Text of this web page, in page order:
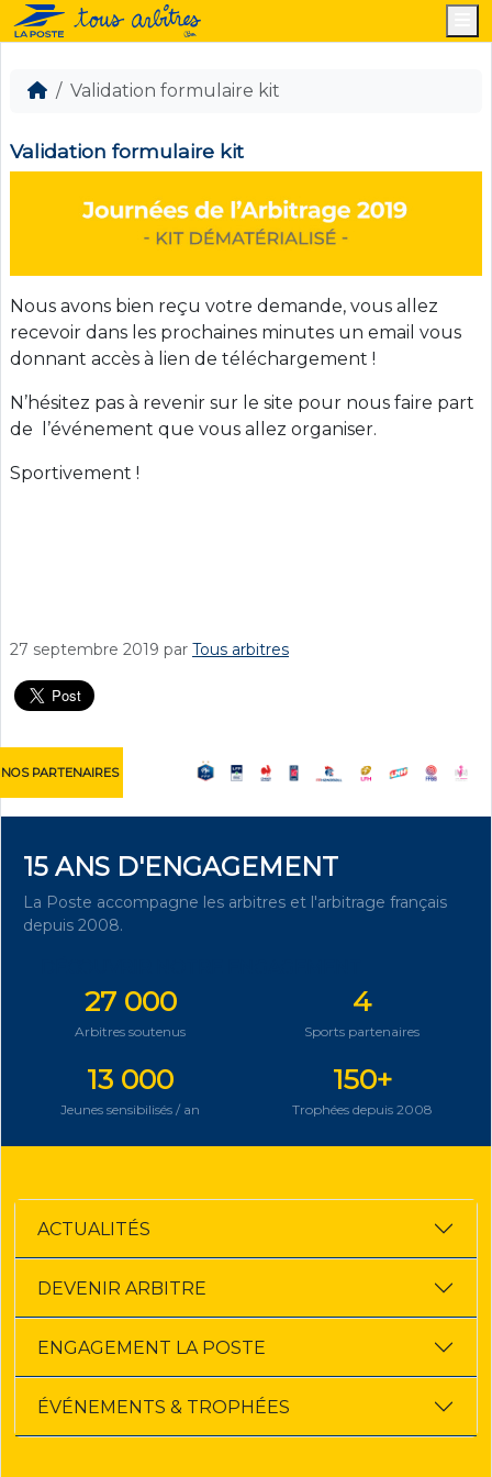
Validation formulaire kit
Validation formulaire kit
Nous avons bien reçu votre demande, vous allez
recevoir dans les prochaines minutes un email vous
donnant accès à lien de téléchargement !
N’hésitez pas à revenir sur le site pour nous faire part
de l’événement que vous allez organiser.
Sportivement !
27 septembre 2019 par Tous arbitres
NOS PARTENAIRES
15 ANS D'ENGAGEMENT
La Poste accompagne les arbitres et l'arbitrage français
depuis 2008.
27 000
Arbitres soutenus
4
Sports partenaires
13 000
Jeunes sensibilisés / an
150+
Trophées depuis 2008
ACTUALITÉS
DEVENIR ARBITRE
ENGAGEMENT LA POSTE
ÉVÉNEMENTS & TROPHÉES